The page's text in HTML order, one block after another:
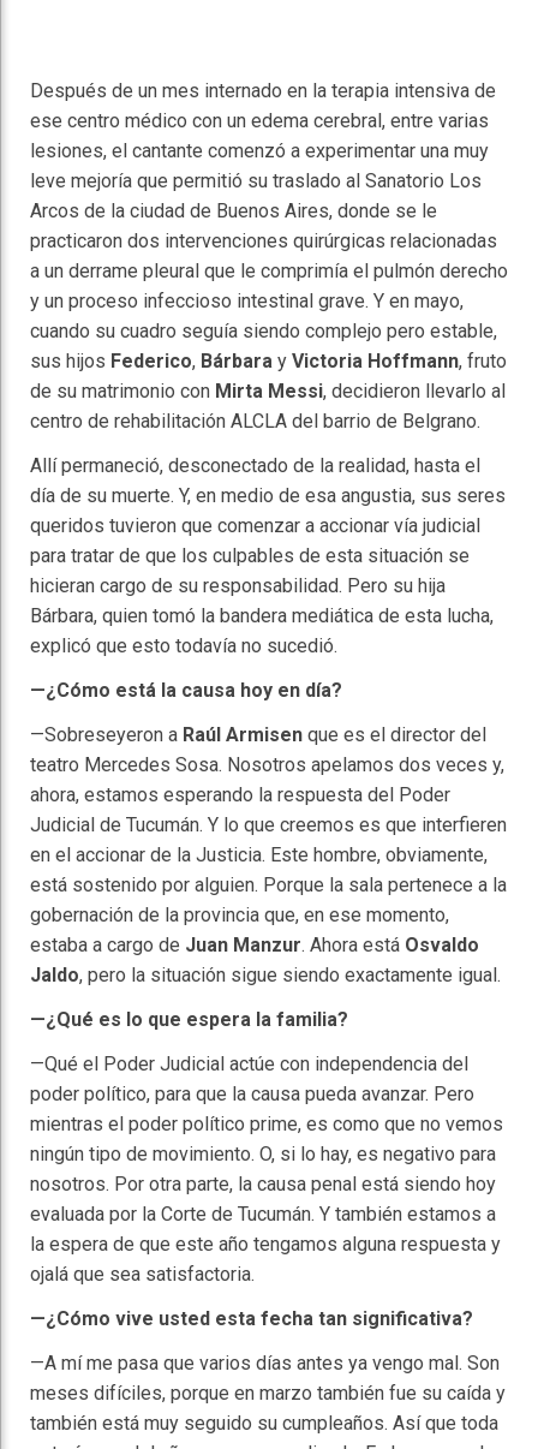
Después de un mes internado en la terapia intensiva de
ese centro médico con un edema cerebral, entre varias
lesiones, el cantante comenzó a experimentar una muy
leve mejoría que permitió su traslado al Sanatorio Los
Arcos de la ciudad de Buenos Aires, donde se le
practicaron dos intervenciones quirúrgicas relacionadas
a un derrame pleural que le comprimía el pulmón derecho
y un proceso infeccioso intestinal grave. Y en mayo,
cuando su cuadro seguía siendo complejo pero estable,
sus hijos Federico, Bárbara y Victoria Hoffmann, fruto
de su matrimonio con Mirta Messi, decidieron llevarlo al
centro de rehabilitación ALCLA del barrio de Belgrano.
Allí permaneció, desconectado de la realidad, hasta el
día de su muerte. Y, en medio de esa angustia, sus seres
queridos tuvieron que comenzar a accionar vía judicial
para tratar de que los culpables de esta situación se
hicieran cargo de su responsabilidad. Pero su hija
Bárbara, quien tomó la bandera mediática de esta lucha,
explicó que esto todavía no sucedió.
—¿Cómo está la causa hoy en día?
—Sobreseyeron a Raúl Armisen que es el director del
teatro Mercedes Sosa. Nosotros apelamos dos veces y,
ahora, estamos esperando la respuesta del Poder
Judicial de Tucumán. Y lo que creemos es que interfieren
en el accionar de la Justicia. Este hombre, obviamente,
está sostenido por alguien. Porque la sala pertenece a la
gobernación de la provincia que, en ese momento,
estaba a cargo de Juan Manzur. Ahora está Osvaldo
Jaldo, pero la situación sigue siendo exactamente igual.
—¿Qué es lo que espera la familia?
—Qué el Poder Judicial actúe con independencia del
poder político, para que la causa pueda avanzar. Pero
mientras el poder político prime, es como que no vemos
ningún tipo de movimiento. O, si lo hay, es negativo para
nosotros. Por otra parte, la causa penal está siendo hoy
evaluada por la Corte de Tucumán. Y también estamos a
la espera de que este año tengamos alguna respuesta y
ojalá que sea satisfactoria.
—¿Cómo vive usted esta fecha tan significativa?
—A mí me pasa que varios días antes ya vengo mal. Son
meses difíciles, porque en marzo también fue su caída y
también está muy seguido su cumpleaños. Así que toda